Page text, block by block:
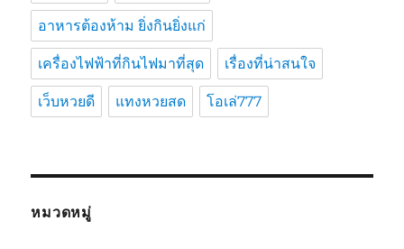
อาหารต้องห้าม ยิ่งกินยิ่งแก่
เครื่องไฟฟ้าที่กินไฟมาที่สุด เรื่องที่น่าสนใจ
เว็บหวยดี แทงหวยสด โอเล่777
หมวดหมู่